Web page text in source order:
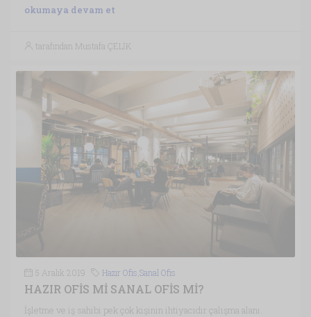
okumaya devam et
tarafından Mustafa ÇELİK
5 Aralık 2019 Hazır Ofis Sanal Ofis
HAZIR OFİS Mİ SANAL OFİS Mİ?
İşletme ve iş sahibi pek çok kişinin ihtiyacıdır çalışma alanı.